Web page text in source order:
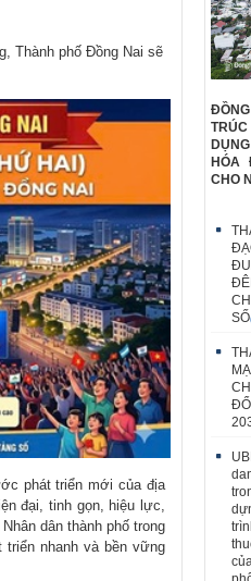
Thành phố Đồng Nai sẽ
phát triển mới của địa
đại, tinh gọn, hiệu lực,
dân thành phố trong
nhanh và bền vững
HÓA
CHO
SỐ